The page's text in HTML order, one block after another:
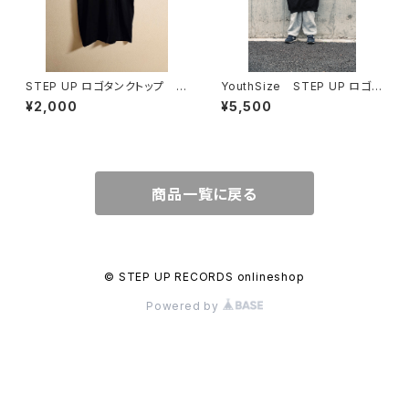
STEP UP ロゴタンクトップ ブ
ラック x ホワイト
¥2,000
YouthSize STEP UP ロゴ
プルパーカー ブラックｘホワイト
¥5,500
商品一覧に戻る
© STEP UP RECORDS onlineshop
Powered by